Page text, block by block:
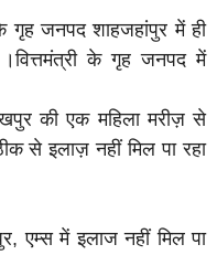
गृह जनपद शाहजहांपुर में ही
के गृह जनपद में
की एक महिला मरीज़ से
से इलाज़ नहीं मिल पा रहा
एम्स में इलाज नहीं मिल पा